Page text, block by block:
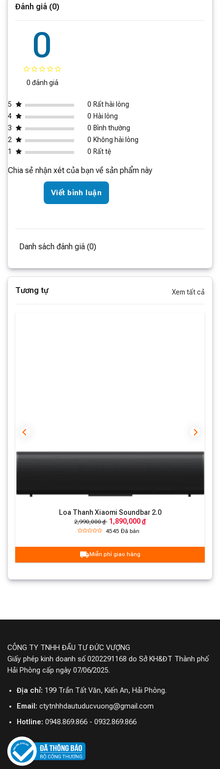
Phần lớn giường nệm, ghế sofa,… thường là nơi “trú
sử dụng máy hút hút bụi thông thường sẽ không thể loại
bỏ chúng tận gốc. Tuy nhiên,máy hút bụi diệt khuẩn
UV Mijia MJCMY01DYdưới đây, hoàn toàn có thể làm
được điều đó.
> Tổng trọng lượng sản phẩm: 2.3kg
Đánh giá (0)
0
0 đánh giá
5 0 Rất hài lòng
4
0 Hài lòng
3
0 Bình thường
2
0 Không hài lòng
1
0 Rất tệ
Chia sẻ nhận xét của bạn về sản phẩm này
Viết bình luận
Danh sách đánh giá (0)
Tương tự Xem tất cả
Loa Thanh Xiaomi Soundbar 2.0
2,990,000 ₫ 1,890,000 ₫
4545 Đã bán
Miễn phí giao hàng
CÔNG TY TNHH ĐẦU TƯ ĐỨC VƯỢNG
Giấy phép kinh doanh số 0202291168 do Sở KH&ĐT Thành phố
Hải Phòng cấp ngày 07/06/2025.
Địa chỉ: 199 Trần Tất Văn, Kiến An, Hải Phòng.
Email: ctytnhhdautuducvuong@gmail.com
Hotline: 0948.869.866 - 0932.869.866